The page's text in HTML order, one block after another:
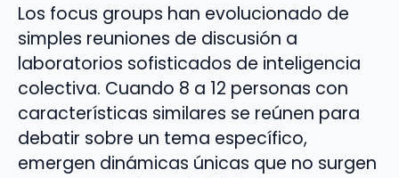
Los focus groups han evolucionado de
simples reuniones de discusión a
laboratorios sofisticados de inteligencia
colectiva. Cuando 8 a 12 personas con
características similares se reúnen para
debatir sobre un tema específico,
emergen dinámicas únicas que no surgen